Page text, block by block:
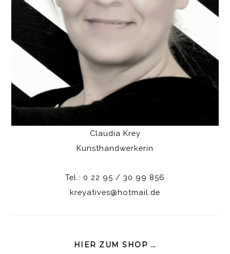
Claudia Krey
Kunsthandwerkerin
Tel.: 0 22 95 / 30 99 856
kreyatives@hotmail.de
HIER ZUM SHOP …